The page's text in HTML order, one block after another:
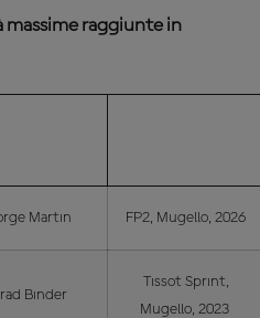
massime raggiunte in
Martin FP2, Mugello, 2026
Binder
Tissot Sprint,
Mugello, 2023